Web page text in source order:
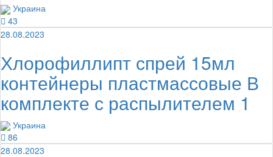
Украина
43
28.08.2023
Хлорофиллипт спрей 15мл
контейнеры пластмассовые В
комплекте с распылителем 1
Украина
86
28.08.2023